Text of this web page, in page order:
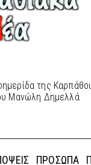
της
Μανώλη Δημελλά
ΠΡΌΣΩΠΑ